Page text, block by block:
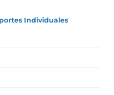
Individuales